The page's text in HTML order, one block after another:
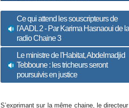
Ce qui attend les souscripteurs de
l'AADL 2 - Par Karima Hasnaoui de la
radio Chaine 3
Le ministre de l'Habitat, Abdelmadjid
Tebboune : les tricheurs seront
poursuivis en justice
S’exprimant sur la même chaine, le